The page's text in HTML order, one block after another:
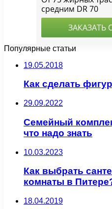
Популярные статьи
19.05.2018
Как сделать
29.09.2022
Семейный
что надо знать
10.03.2023
Как выбрать
комнаты в
18.04.2019